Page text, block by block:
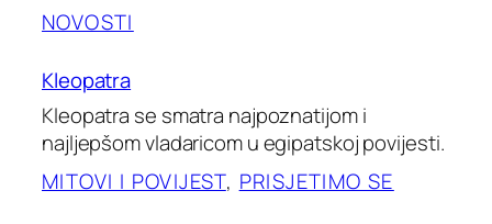
NOVOSTI
Kleopatra
Kleopatra se smatra najpoznatijom i
najljepšom vladaricom u egipatskoj povijesti.
MITOVI I POVIJEST, PRISJETIMO SE